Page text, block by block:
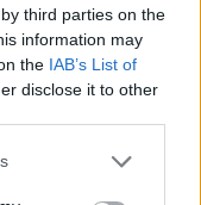
third parties on the
information may
the IAB’s List of
disclose it to other